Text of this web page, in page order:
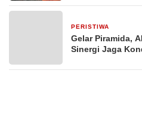
PERISTIWA
Gelar Piramida,
Sinergi Jaga